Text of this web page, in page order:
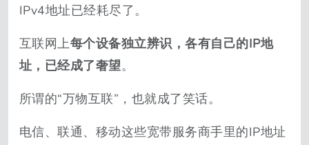
IPv4地址已经耗尽了。
互联网上每个设备独立辨识，各有自己的IP地
址，已经成了奢望。
所谓的“万物互联”，也就成了笑话。
电信、联通、移动这些宽带服务商手里的IP地址